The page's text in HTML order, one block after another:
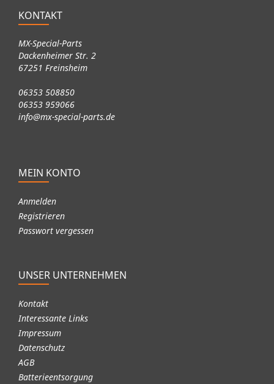
KONTAKT
MX-Special-Parts
Dackenheimer Str. 2
67251 Freinsheim
06353 508850
06353 959066
info@mx-special-parts.de
MEIN KONTO
Anmelden
Registrieren
Passwort vergessen
UNSER UNTERNEHMEN
Kontakt
Interessante Links
Impressum
Datenschutz
AGB
Batterieentsorgung